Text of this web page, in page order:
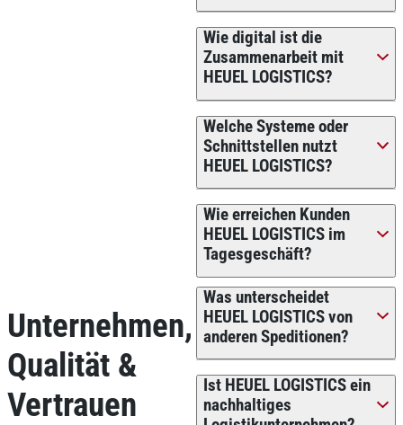
Wie digital ist die
Zusammenarbeit mit
HEUEL LOGISTICS?
Welche Systeme oder
Schnittstellen nutzt
HEUEL LOGISTICS?
Wie erreichen Kunden
HEUEL LOGISTICS im
Tagesgeschäft?
Unternehmen,
Qualität &
Vertrauen
Was unterscheidet
HEUEL LOGISTICS von
anderen Speditionen?
Ist HEUEL LOGISTICS ein
nachhaltiges